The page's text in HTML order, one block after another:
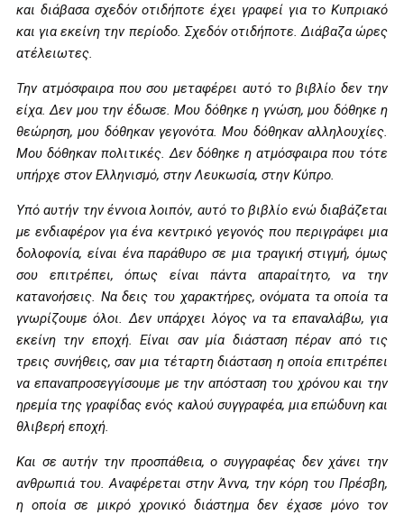
και διάβασα σχεδόν οτιδήποτε έχει γραφεί για το Κυπριακό
και για εκείνη την περίοδο. Σχεδόν οτιδήποτε. Διάβαζα ώρες
ατέλειωτες.
Την ατμόσφαιρα που σου μεταφέρει αυτό το βιβλίο δεν την
είχα. Δεν μου την έδωσε. Μου δόθηκε η γνώση, μου δόθηκε η
θεώρηση, μου δόθηκαν γεγονότα. Μου δόθηκαν αλληλουχίες.
Μου δόθηκαν πολιτικές. Δεν δόθηκε η ατμόσφαιρα που τότε
υπήρχε στον Ελληνισμό, στην Λευκωσία, στην Κύπρο.
Υπό αυτήν την έννοια λοιπόν, αυτό το βιβλίο ενώ διαβάζεται
με ενδιαφέρον για ένα κεντρικό γεγονός που περιγράφει μια
δολοφονία, είναι ένα παράθυρο σε μια τραγική στιγμή, όμως
σου επιτρέπει, όπως είναι πάντα απαραίτητο, να την
κατανοήσεις. Να δεις του χαρακτήρες, ονόματα τα οποία τα
γνωρίζουμε όλοι. Δεν υπάρχει λόγος να τα επαναλάβω, για
εκείνη την εποχή. Είναι σαν μία διάσταση πέραν από τις
τρεις συνήθεις, σαν μια τέταρτη διάσταση η οποία επιτρέπει
να επαναπροσεγγίσουμε με την απόσταση του χρόνου και την
ηρεμία της γραφίδας ενός καλού συγγραφέα, μια επώδυνη και
θλιβερή εποχή.
Και σε αυτήν την προσπάθεια, ο συγγραφέας δεν χάνει την
ανθρωπιά του. Αναφέρεται στην Άννα, την κόρη του Πρέσβη,
η οποία σε μικρό χρονικό διάστημα δεν έχασε μόνο τον